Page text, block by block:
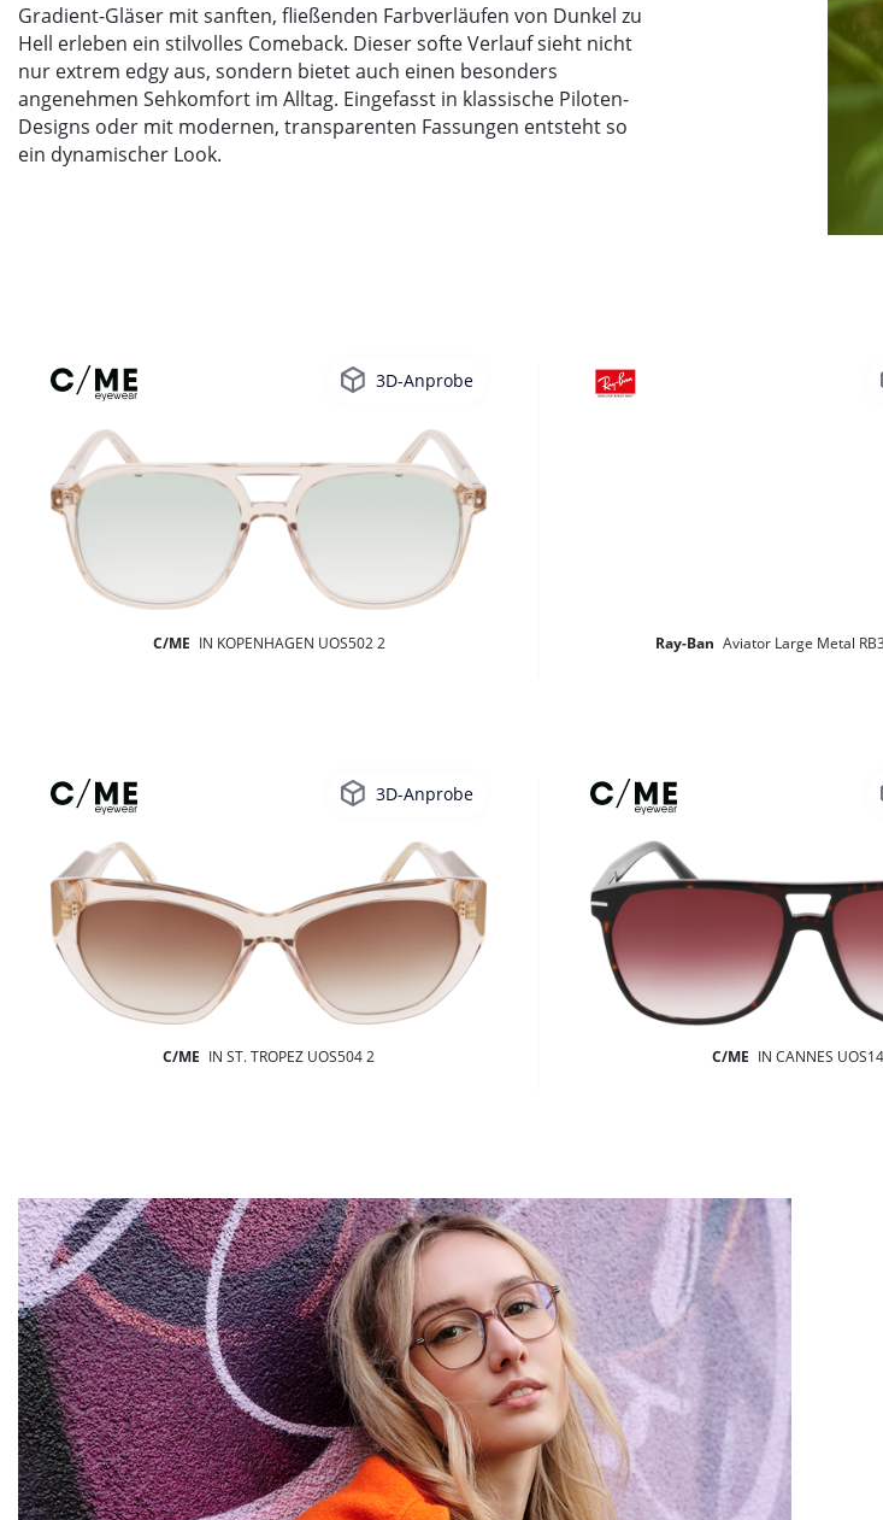
Gradient-Gläser mit sanften, fließenden Farbverläufen von Dunkel zu
Hell erleben ein stilvolles Comeback. Dieser softe Verlauf sieht nicht
nur extrem edgy aus, sondern bietet auch einen besonders
angenehmen Sehkomfort im Alltag. Eingefasst in klassische Piloten-
Designs oder mit modernen, transparenten Fassungen entsteht so
ein dynamischer Look.
C/ME IN KOPENHAGEN UOS502 2
3D-Anprobe
Ray-Ban Aviator Large Metal
C/ME IN ST. TROPEZ UOS504 2
3D-Anprobe
C/ME IN CANNES